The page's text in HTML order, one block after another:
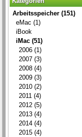
Arbeitsspeicher (151)
eMac (1)
iBook
iMac (51)
2006 (1)
2007 (3)
2008 (4)
2009 (3)
2010 (2)
2011 (4)
2012 (5)
2013 (4)
2014 (4)
2015 (4)